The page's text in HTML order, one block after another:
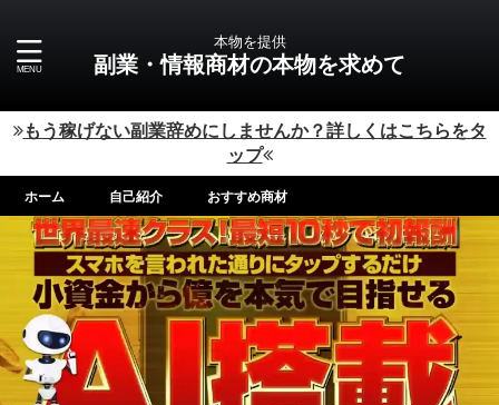
本物を提供
副業・情報商材の本物を求めて
もう稼げない副業辞めにしませんか？詳しくはこちらをタ
ップ
ホーム 自己紹介 おすすめ商材